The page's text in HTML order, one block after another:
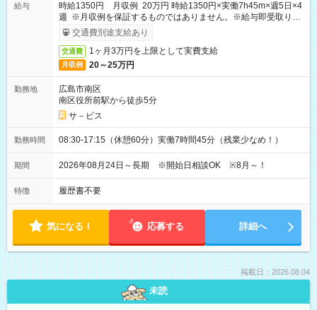
給与
時給1350円 月収例 20万円 時給1350円×実働7h45m×週5日×4
週 ※月収例を保証するものではありません。※給与即受取りサ
ービス利用可（利用条件有）
交通費別途支給あり
交通費 1ヶ月3万円を上限として実費支給
月収例 20～25万円
勤務地
広島市南区
南区役所前駅から徒歩5分
サ－ビス
勤務時間 08:30-17:15（休憩60分）実働7時間45分（残業少なめ！）
期間 2026年08月24日～長期 ※開始日相談OK ※8月～！
特徴 履歴書不要
気になる！ 応募する 詳細へ
掲載日：2026.08.04
未読